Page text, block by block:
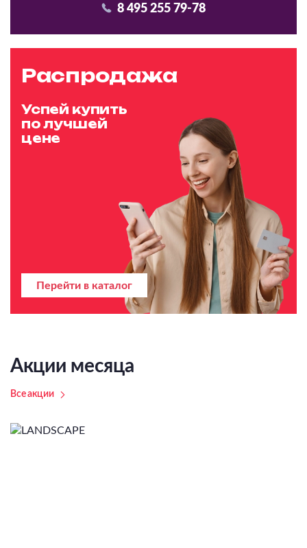
8 495 255 79-78
Распродажа
Успей купить
по лучшей
цене
Перейти в каталог
Акции месяца
Все акции